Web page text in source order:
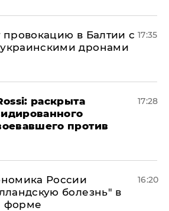
провокацию в Балтии с
дронами
17:35
раскрыта
против
17:28
России
болезнь" в
форме
16:20